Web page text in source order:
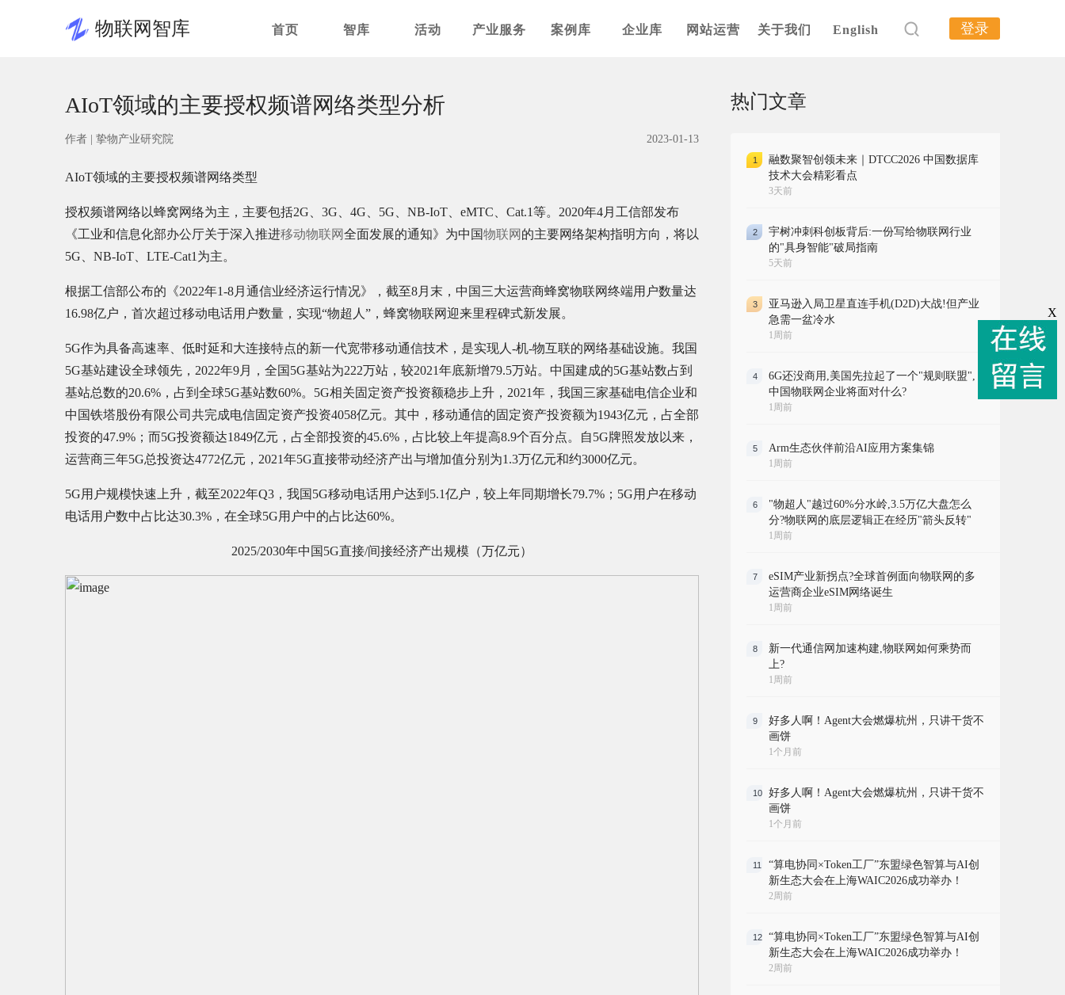
物联网智库 首页 智库 活动 产业服务 案例库 企业库 网站运营 关于我们 English 登录
AIoT领域的主要授权频谱网络类型分析
作者 | 挚物产业研究院 2023-01-13
AIoT领域的主要授权频谱网络类型
授权频谱网络以蜂窝网络为主，主要包括2G、3G、4G、5G、NB-IoT、eMTC、Cat.1等。2020年4月工信部发布
《工业和信息化部办公厅关于深入推进移动物联网全面发展的通知》为中国物联网 的主要网络架构指明方向，将以
5G、NB-IoT、LTE-Cat1为主。
根据工信部公布的《2022年1-8月通信业经济运行情况》，截至8月末，中国三大运营商蜂窝物联网终端用户数量达
16.98亿户，首次超过移动电话用户数量，实现“物超人”，蜂窝物联网迎来里程碑式新发展。
5G作为具备高速率、低时延和大连接特点的新一代宽带移动通信技术，是实现人-机-物互联的网络基础设施。我国
5G基站建设全球领先，2022年9月，全国5G基站为222万站，较2021年底新增79.5万站。中国建成的5G基站数占到
基站总数的20.6%，占到全球5G基站数60%。5G相关固定资产投资额稳步上升，2021年，我国三家基础电信企业和
中国铁塔股份有限公司共完成电信固定资产投资4058亿元。其中，移动通信的固定资产投资额为1943亿元，占全部
投资的47.9%；而5G投资额达1849亿元，占全部投资的45.6%，占比较上年提高8.9个百分点。自5G牌照发放以来，
运营商三年5G总投资达4772亿元，2021年5G直接带动经济产出与增加值分别为1.3万亿元和约3000亿元。
5G用户规模快速上升，截至2022年Q3，我国5G移动电话用户达到5.1亿户，较上年同期增长79.7%；5G用户在移动
电话用户数中占比达30.3%，在全球5G用户中的占比达60%。
2025/2030年中国5G直接/间接经济产出规模（万亿元）
热门文章
1
融数聚智创领未来｜DTCC2026 中国数据库
技术大会精彩看点
3天前
2
宇树冲刺科创板背后:一份写给物联网行业
的"具身智能"破局指南
5天前
3
亚马逊入局卫星直连手机(D2D)大战!但产业
急需一盆冷水
1周前
4
6G还没商用,美国先拉起了一个"规则联盟",
中国物联网企业将面对什么?
1周前
5 Arm生态伙伴前沿AI应用方案集锦
1周前
6
"物超人"越过60%分水岭,3.5万亿大盘怎么
分?物联网的底层逻辑正在经历"箭头反转"
1周前
7
eSIM产业新拐点?全球首例面向物联网的多
运营商企业eSIM网络诞生
1周前
8
新一代通信网加速构建,物联网如何乘势而
上?
1周前
9
好多人啊！Agent大会燃爆杭州，只讲干货不
画饼
1个月前
10
好多人啊！Agent大会燃爆杭州，只讲干货不
画饼
1个月前
11
“算电协同×Token工厂”东盟绿色智算与AI创
新生态大会在上海WAIC2026成功举办！
2周前
12
“算电协同×Token工厂”东盟绿色智算与AI创
新生态大会在上海WAIC2026成功举办！
2周前
X